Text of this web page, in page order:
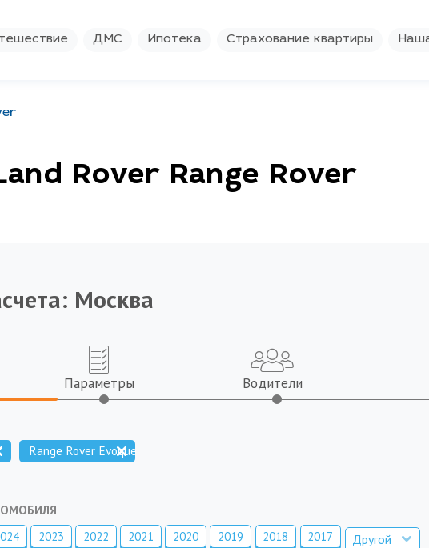
ДМС Ипотека Страхование квартиры
Rover Range Rover
Москва
Параметры Водители
Range Rover Evoque
2023 2022 2021 2020 2019 2018 2017 Другой